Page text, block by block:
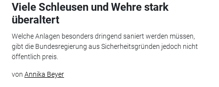
Viele Schleusen und Wehre stark
überaltert
Welche Anlagen besonders dringend saniert werden müssen,
gibt die Bundesregierung aus Sicherheitsgründen jedoch nicht
öffentlich preis.
von Annika Beyer